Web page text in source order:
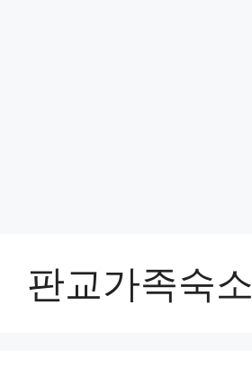
판교가족숙소